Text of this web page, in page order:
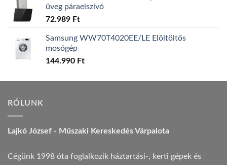
üveg páraelszívó
72.989 Ft
Samsung WW70T4020EE/LE Elöltöltős
mosógép
144.990 Ft
RÓLUNK
Lajkó József - Műszaki Kereskedés Várpalota
Cégünk 1998 óta foglalkozik háztartási-, kerti gépek és